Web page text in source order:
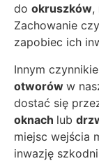
do okruszków,
Zachowanie
zapobiec ich
Innym
otworów w
dostać się
oknach lub
miejsc wejścia
inwazję